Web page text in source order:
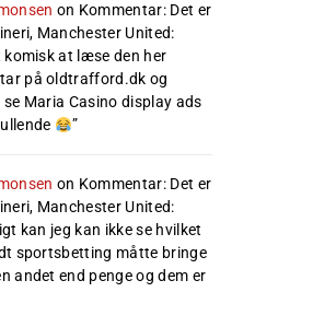
on Kommentar: Det er
Manchester United:
komisk at læse den her
på oldtrafford.dk og
Maria Casino display ads
”
on Kommentar: Det er
Manchester United:
kan jeg kan ikke se hvilket
sportsbetting måtte bringe
andet end penge og dem er